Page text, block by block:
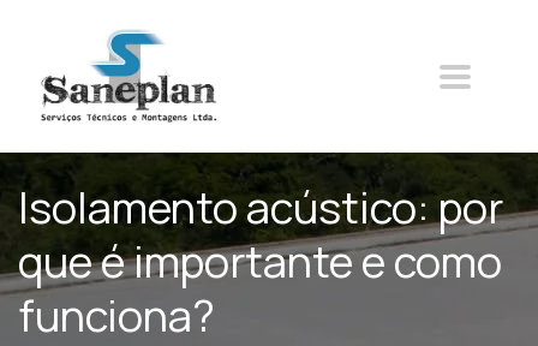
Isolamento acústico: por
que é importante e como
funciona?